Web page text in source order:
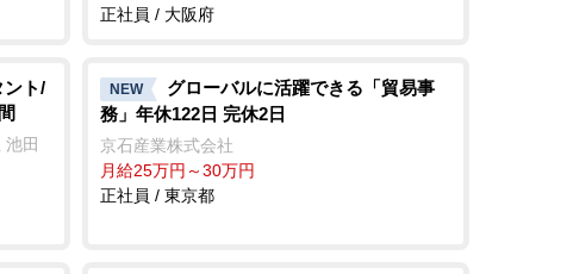
正社員 / 大阪府
ント/
田
NEW
グローバルに活躍できる「貿易事
務」年休122日 完休2日
京石産業株式会社
月給25万円～30万円
正社員 / 東京都